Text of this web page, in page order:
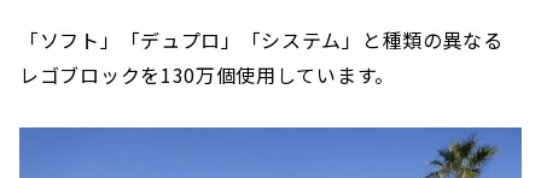
「ソフト」「デュプロ」「システム」と種類の異なる
レゴブロックを130万個使用しています。